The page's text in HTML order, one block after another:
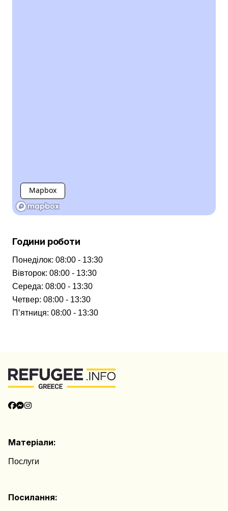
Mapbox
Години роботи
Понеділок: 08:00 - 13:30
Вівторок: 08:00 - 13:30
Середа: 08:00 - 13:30
Четвер: 08:00 - 13:30
П’ятниця: 08:00 - 13:30
Матеріали:
Послуги
Посилання: